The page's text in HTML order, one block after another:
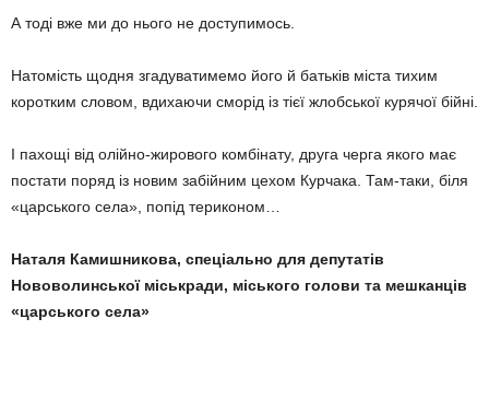
А тоді вже ми до нього не доступимось.
Натомість щодня згадуватимемо його й батьків міста тихим
коротким словом, вдихаючи сморід із тієї жлобської курячої бійні.
І пахощі від олійно-жирового комбінату, друга черга якого має
постати поряд із новим забійним цехом Курчака. Там-таки, біля
«царського села», попід териконом…
Наталя Камишникова, спеціально для депутатів
Нововолинської міськради, міського голови та мешканців
«царського села»